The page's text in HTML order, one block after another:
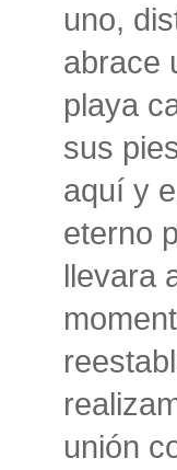
uno,
abrace
playa
sus
aquí y
eterno
llevara
unión